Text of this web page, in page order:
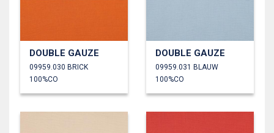
DOUBLE GAUZE
09959.030 BRICK
100%CO
DOUBLE GAUZE
09959.031 BLAUW
100%CO